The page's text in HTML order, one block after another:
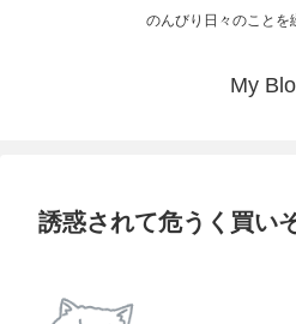
のんびり日々のことを
My
誘惑されて危うく買い